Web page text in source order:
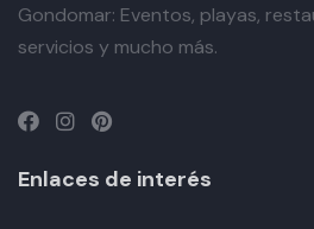
Gondomar: Eventos, playas,
servicios y mucho más.
Enlaces de interés